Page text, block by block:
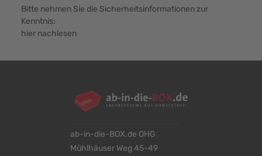
Bitte nehmen Sie die Sicherheitsinformationen zur
Kenntnis:
hier nachlesen
ab-in-die-BOX.de OHG
Mühlhäuser Weg 45-49